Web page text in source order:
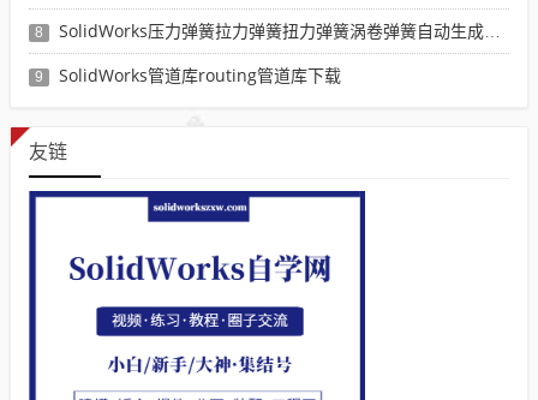
8 SolidWorks压力弹簧拉力弹簧扭力弹簧涡卷弹簧自动生成宏程序下载
9 SolidWorks管道库routing管道库下载
友链